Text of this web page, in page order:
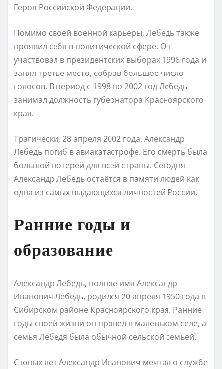
Героя Российской Федерации.
Помимо своей военной карьеры, Лебедь также
проявил себя в политической сфере. Он
участвовал в президентских выборах 1996 года и
занял третье место, собрав большое число
голосов. В период с 1998 по 2002 год Лебедь
занимал должность губернатора Красноярского
края.
Трагически, 28 апреля 2002 года, Александр
Лебедь погиб в авиакатастрофе. Его смерть была
большой потерей для всей страны. Сегодня
Александр Лебедь остаётся в памяти людей как
одна из самых выдающихся личностей России.
Ранние годы и
образование
Александр Лебедь, полное имя Александр
Иванович Лебедь, родился 20 апреля 1950 года в
Сибирском районе Красноярского края. Ранние
годы своей жизни он провел в маленьком селе, а
семья Лебедя была обычной сельской семьей.
С юных лет Александр Иванович мечтал о службе